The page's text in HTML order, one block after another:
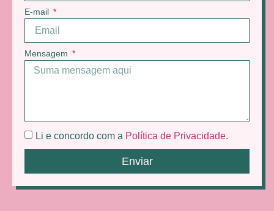
E-mail
Mensagem
Li e concordo com a Política de Privacidade.
Enviar